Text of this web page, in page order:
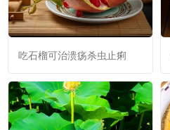
吃石榴可治溃疡杀虫止痢